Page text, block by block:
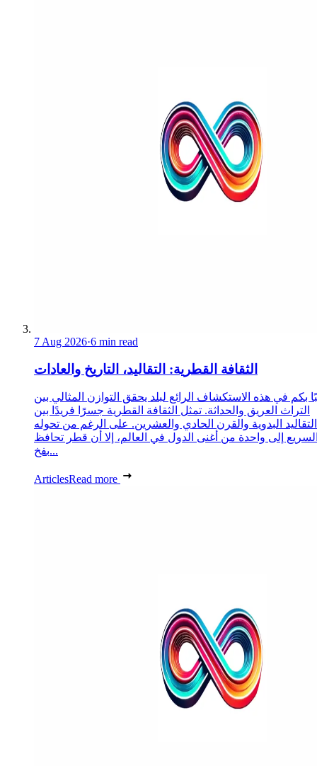
7 Aug 2026·6 min read
الثقافة القطرية: التقاليد، التاريخ والعادات
بكم في هذه الاستكشاف الرائع لبلد يحقق التوازن المثالي بين
التراث العريق والحداثة. تمثل الثقافة القطرية جسرًا فريدًا بين
التقاليد البدوية والقرن الحادي والعشرين. على الرغم من تحوله
إلى واحدة من أغنى الدول في العالم، إلا أن قطر تحافظ
بفخ...
ArticlesRead more